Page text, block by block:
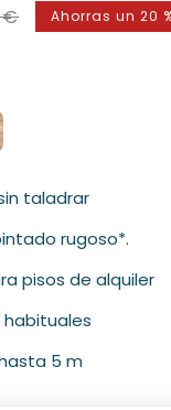
€ Ahorras un 20
taladrar
rugoso*.
pisos de alquiler
habituales
5 m